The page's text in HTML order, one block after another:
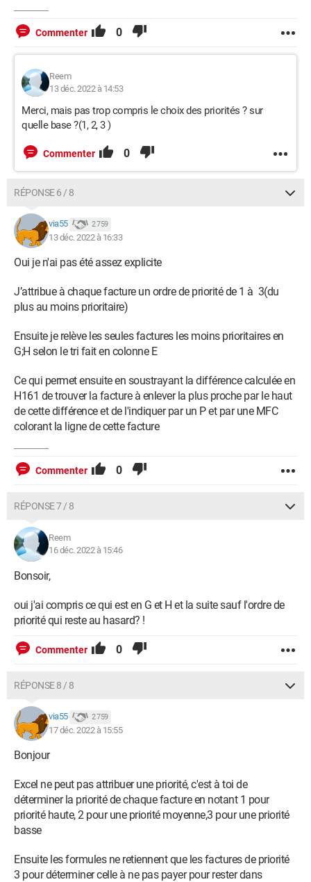
Commenter 0
Reem
13 déc. 2022 à 14:53
Merci, mais pas trop compris le choix des priorités ? sur
quelle base ?(1, 2, 3 )
Commenter 0
RÉPONSE 6 / 8
via55 2 759
13 déc. 2022 à 16:33
Oui je n'ai pas été assez explicite
J’attribue à chaque facture un ordre de priorité de 1 à 3(du
plus au moins prioritaire)
Ensuite je relève les seules factures les moins prioritaires en
G;H selon le tri fait en colonne E
Ce qui permet ensuite en soustrayant la différence calculée en
H161 de trouver la facture à enlever la plus proche par le haut
de cette différence et de l'indiquer par un P et par une MFC
colorant la ligne de cette facture
Commenter 0
RÉPONSE 7 / 8
Reem
16 déc. 2022 à 15:46
Bonsoir,
oui j'ai compris ce qui est en G et H et la suite sauf l'ordre de
priorité qui reste au hasard? !
Commenter 0
RÉPONSE 8 / 8
via55 2 759
17 déc. 2022 à 15:55
Bonjour
Excel ne peut pas attribuer une priorité, c'est à toi de
déterminer la priorité de chaque facture en notant 1 pour
priorité haute, 2 pour une priorité moyenne,3 pour une priorité
basse
Ensuite les formules ne retiennent que les factures de priorité
3 pour déterminer celle à ne pas payer pour rester dans